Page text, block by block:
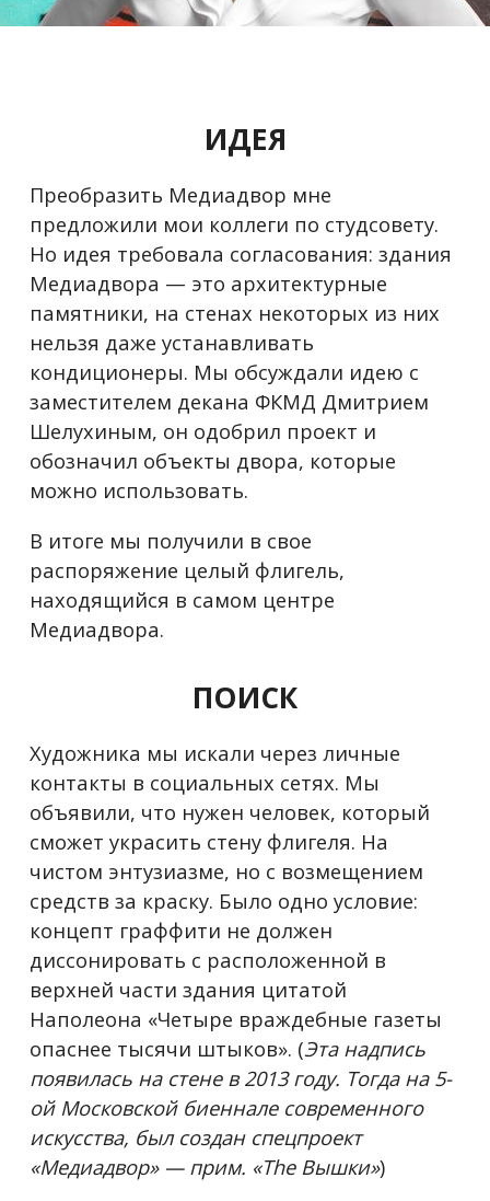
ИДЕЯ
Преобразить Медиадвор мне
предложили мои коллеги по студсовету.
Но идея требовала согласования: здания
Медиадвора — это архитектурные
памятники, на стенах некоторых из них
нельзя даже устанавливать
кондиционеры. Мы обсуждали идею с
заместителем декана ФКМД Дмитрием
Шелухиным, он одобрил проект и
обозначил объекты двора, которые
можно использовать.
В итоге мы получили в свое
распоряжение целый флигель,
находящийся в самом центре
Медиадвора.
ПОИСК
Художника мы искали через личные
контакты в социальных сетях. Мы
объявили, что нужен человек, который
сможет украсить стену флигеля. На
чистом энтузиазме, но с возмещением
средств за краску. Было одно условие:
концепт граффити не должен
диссонировать с расположенной в
верхней части здания цитатой
Наполеона «Четыре враждебные газеты
опаснее тысячи штыков». (Эта надпись
появилась на стене в 2013 году. Тогда на 5-
ой Московской биеннале современного
искусства, был создан спецпроект
«Медиадвор» — прим. «The Вышки»)